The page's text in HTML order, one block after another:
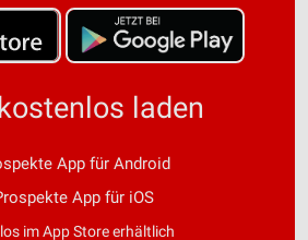
laden
App für Android
App für iOS
im App Store erhältlich